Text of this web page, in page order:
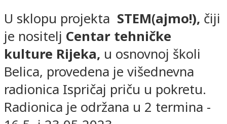
U sklopu projekta STEM(ajmo!), čiji
je nositelj Centar tehničke
kulture Rijeka, u osnovnoj školi
Belica, provedena je višednevna
radionica Ispričaj priču u pokretu.
Radionica je održana u 2 termina -